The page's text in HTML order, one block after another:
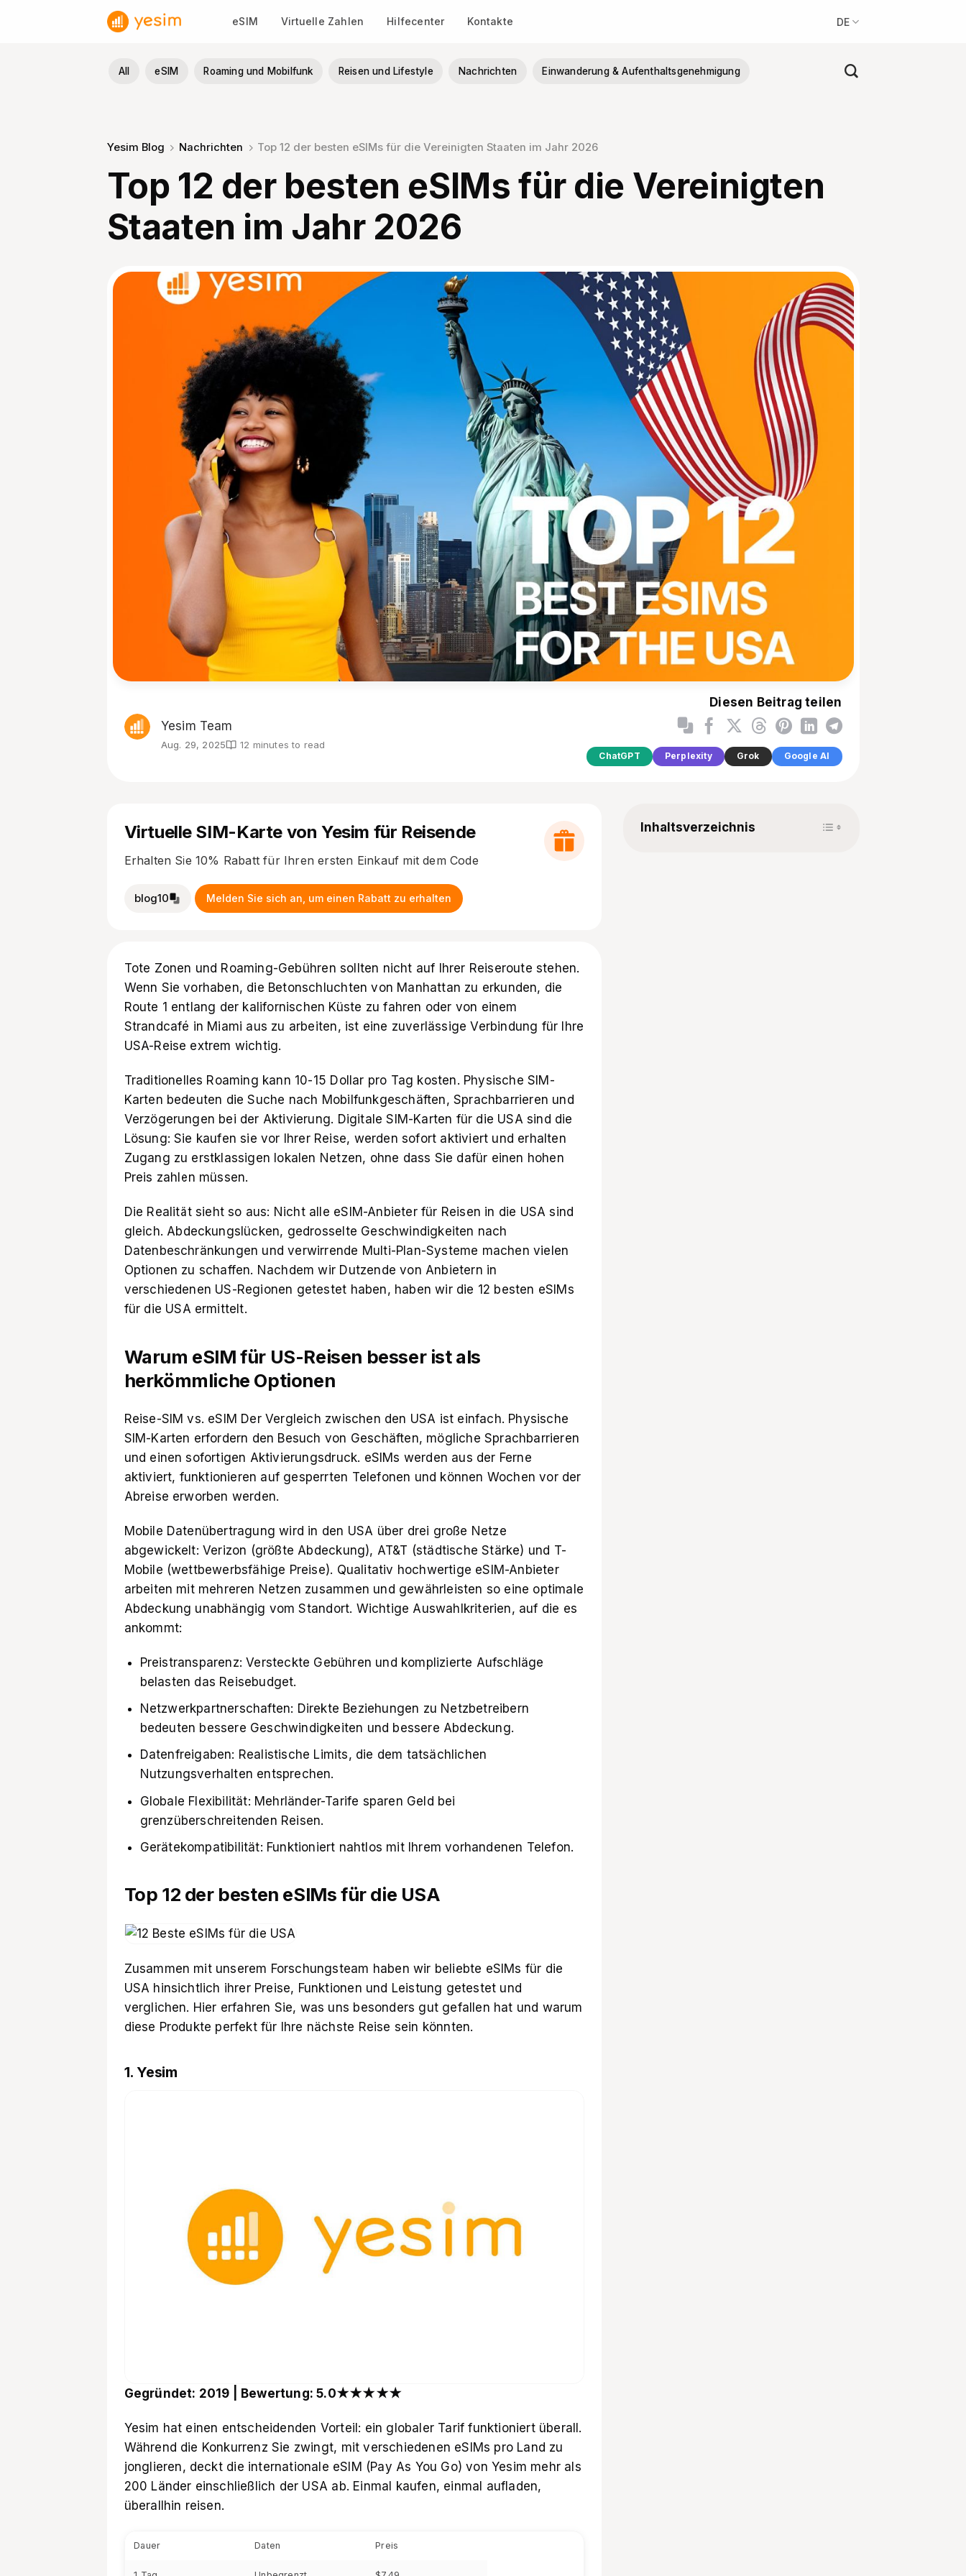
eSIM Virtuelle Zahlen Hilfecenter Kontakte DE
All eSIM Roaming und Mobilfunk Reisen und Lifestyle Nachrichten Einwanderung & Aufenthaltsgenehmigung
Yesim Blog Nachrichten Top 12 der besten eSIMs für die Vereinigten Staaten im Jahr 2026
Top 12 der besten eSIMs für die Vereinigten
Staaten im Jahr 2026
Yesim Team
Aug. 29, 2025 12 minutes to read
Diesen Beitrag teilen
ChatGPT Perplexity Grok Google AI
Virtuelle SIM-Karte von Yesim für Reisende
Erhalten Sie 10% Rabatt für Ihren ersten Einkauf mit dem Code
blog10 Melden Sie sich an, um einen Rabatt zu erhalten
Tote Zonen und Roaming-Gebühren sollten nicht auf Ihrer Reiseroute stehen.
Wenn Sie vorhaben, die Betonschluchten von Manhattan zu erkunden, die
Route 1 entlang der kalifornischen Küste zu fahren oder von einem
Strandcafé in Miami aus zu arbeiten, ist eine zuverlässige Verbindung für Ihre
USA-Reise extrem wichtig.
Traditionelles Roaming kann 10-15 Dollar pro Tag kosten. Physische SIM-
Karten bedeuten die Suche nach Mobilfunkgeschäften, Sprachbarrieren und
Verzögerungen bei der Aktivierung. Digitale SIM-Karten für die USA sind die
Lösung: Sie kaufen sie vor Ihrer Reise, werden sofort aktiviert und erhalten
Zugang zu erstklassigen lokalen Netzen, ohne dass Sie dafür einen hohen
Preis zahlen müssen.
Die Realität sieht so aus: Nicht alle eSIM-Anbieterfür Reisen in die USA sind
gleich. Abdeckungslücken, gedrosselte Geschwindigkeiten nach
Datenbeschränkungen und verwirrende Multi-Plan-Systeme machen vielen
Optionen zu schaffen. Nachdem wir Dutzende von Anbietern in
verschiedenen US-Regionen getestet haben, haben wir die 12 besten eSIMs
für die USA ermittelt.
Warum eSIM für US-Reisen besser ist als
herkömmliche Optionen
Reise-SIM vs. eSIM Der Vergleich zwischen den USA ist einfach. Physische
SIM-Karten erfordern den Besuch von Geschäften, mögliche Sprachbarrieren
und einen sofortigen Aktivierungsdruck. eSIMs werden aus der Ferne
aktiviert, funktionieren auf gesperrten Telefonen und können Wochen vor der
Abreise erworben werden.
Mobile Datenübertragung wird in den USA über drei große Netze
abgewickelt: Verizon (größte Abdeckung), AT&T (städtische Stärke) und T-
Mobile (wettbewerbsfähige Preise). Qualitativ hochwertige eSIM-Anbieter
arbeiten mit mehreren Netzen zusammen und gewährleisten so eine optimale
Abdeckung unabhängig vom Standort. Wichtige Auswahlkriterien, auf die es
ankommt:
Preistransparenz: Versteckte Gebühren und komplizierte Aufschläge
belasten das Reisebudget.
Netzwerkpartnerschaften: Direkte Beziehungen zu Netzbetreibern
bedeuten bessere Geschwindigkeiten und bessere Abdeckung.
Datenfreigaben: Realistische Limits, die dem tatsächlichen
Nutzungsverhalten entsprechen.
Globale Flexibilität: Mehrländer-Tarife sparen Geld bei
grenzüberschreitenden Reisen.
Gerätekompatibilität: Funktioniert nahtlos mit Ihrem vorhandenen Telefon.
Top 12 der besten eSIMs für die USA
Zusammen mit unserem Forschungsteam haben wir beliebte eSIMs für die
USA hinsichtlich ihrer Preise, Funktionen und Leistung getestet und
verglichen. Hier erfahren Sie, was uns besonders gut gefallen hat und warum
diese Produkte perfekt für Ihre nächste Reise sein könnten.
1. Yesim
Gegründet: 2019 | Bewertung: 5.0★★★★★
Yesim hat einen entscheidenden Vorteil: ein globaler Tarif funktioniert überall.
Während die Konkurrenz Sie zwingt, mit verschiedenen eSIMs pro Land zu
jonglieren, deckt die internationale eSIM (Pay As You Go) von Yesim mehr als
200 Länder einschließlich der USA ab. Einmal kaufen, einmal aufladen,
überallhin reisen.
Dauer Daten Preis
Inhaltsverzeichnis Toggle Table of Content